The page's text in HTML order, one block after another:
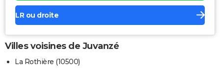
LR ou droite
Villes voisines de Juvanzé
La Rothière (10500)